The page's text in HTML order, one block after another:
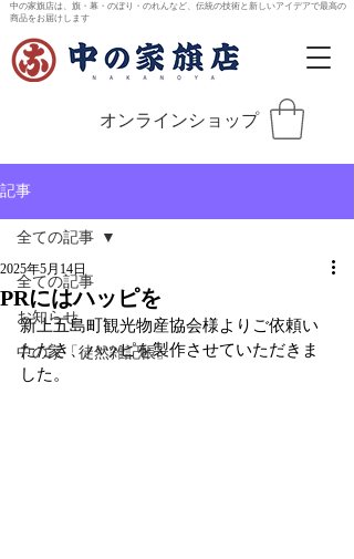
中の家旗店は、旗・幕・のぼり・のれんなど、伝統の技術と新しいアイデアで最高の
商品をお届けします
オンラインショップ
記事
全ての記事
お知らせ
中の家「徒然雑記帳」
全ての記事
PRにはハッピを
2025年5月14日
新上五島町観光物産協会様よりご依頼い
ただき、ハッピを製作させていただきま
した。